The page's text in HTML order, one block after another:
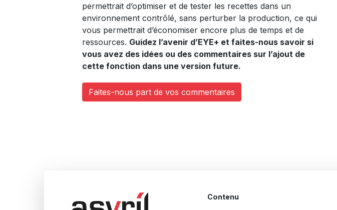
permettrait d’optimiser et de tester les recettes dans un
environnement contrôlé, sans perturber la production, ce qui
vous permettrait d’économiser encore plus de temps et de
ressources. Guidez l’avenir d’EYE+ et faites-nous savoir si
vous avez des idées ou des commentaires sur l’ajout de
cette fonction dans une version future.
Faites-nous part de vos commentaires
Contenu